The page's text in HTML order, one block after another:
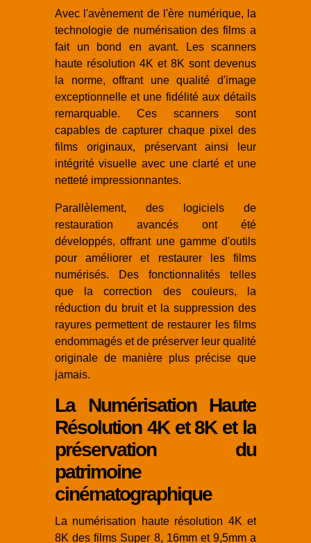
Avec l'avènement de l'ère numérique, la
technologie de numérisation des films a
fait un bond en avant. Les scanners
haute résolution 4K et 8K sont devenus
la norme, offrant une qualité d'image
exceptionnelle et une fidélité aux détails
remarquable. Ces scanners sont
capables de capturer chaque pixel des
films originaux, préservant ainsi leur
intégrité visuelle avec une clarté et une
netteté impressionnantes.
Parallèlement, des logiciels de
restauration avancés ont été
développés, offrant une gamme d'outils
pour améliorer et restaurer les films
numérisés. Des fonctionnalités telles
que la correction des couleurs, la
réduction du bruit et la suppression des
rayures permettent de restaurer les films
endommagés et de préserver leur qualité
originale de manière plus précise que
jamais.
La Numérisation Haute
Résolution 4K et 8K et la
préservation du
patrimoine
cinématographique
La numérisation haute résolution 4K et
8K des films Super 8, 16mm et 9,5mm a